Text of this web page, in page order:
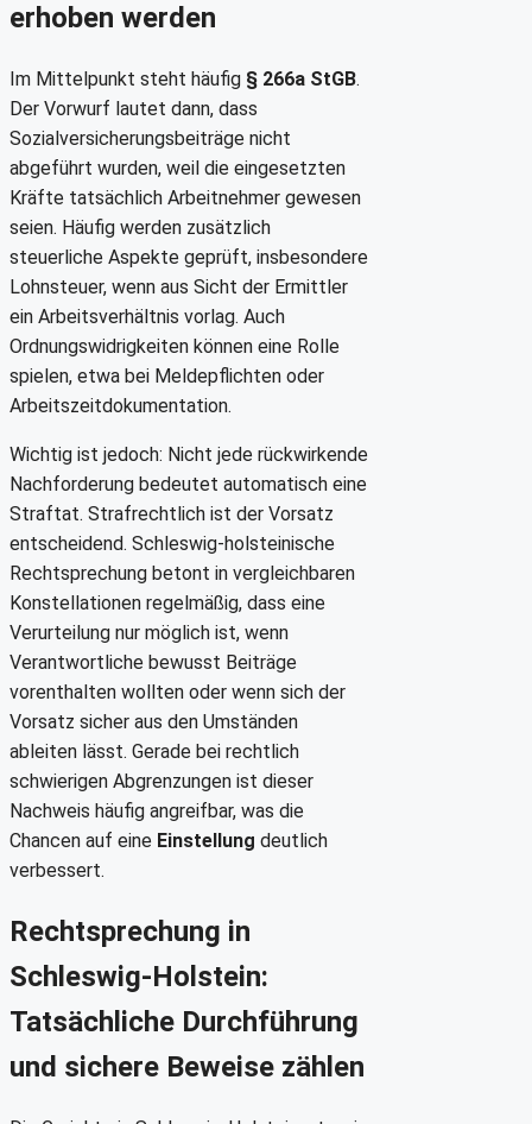
erhoben werden
Im Mittelpunkt steht häufig § 266a StGB.
Der Vorwurf lautet dann, dass
Sozialversicherungsbeiträge nicht
abgeführt wurden, weil die eingesetzten
Kräfte tatsächlich Arbeitnehmer gewesen
seien. Häufig werden zusätzlich
steuerliche Aspekte geprüft, insbesondere
Lohnsteuer, wenn aus Sicht der Ermittler
ein Arbeitsverhältnis vorlag. Auch
Ordnungswidrigkeiten können eine Rolle
spielen, etwa bei Meldepflichten oder
Arbeitszeitdokumentation.
Wichtig ist jedoch: Nicht jede rückwirkende
Nachforderung bedeutet automatisch eine
Straftat. Strafrechtlich ist der Vorsatz
entscheidend. Schleswig-holsteinische
Rechtsprechung betont in vergleichbaren
Konstellationen regelmäßig, dass eine
Verurteilung nur möglich ist, wenn
Verantwortliche bewusst Beiträge
vorenthalten wollten oder wenn sich der
Vorsatz sicher aus den Umständen
ableiten lässt. Gerade bei rechtlich
schwierigen Abgrenzungen ist dieser
Nachweis häufig angreifbar, was die
Chancen auf eine Einstellung deutlich
verbessert.
Rechtsprechung in
Schleswig-Holstein:
Tatsächliche Durchführung
und sichere Beweise zählen